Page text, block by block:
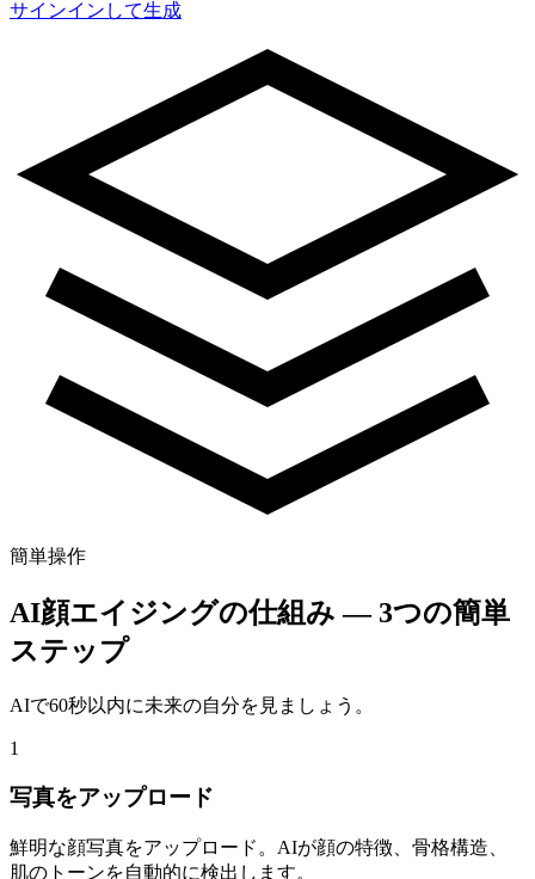
サインインして生成
簡単操作
AI顔エイジングの仕組み — 3つの簡単
ステップ
AIで60秒以内に未来の自分を見ましょう。
1
写真をアップロード
鮮明な顔写真をアップロード。AIが顔の特徴、骨格構造、
肌のトーンを自動的に検出します。